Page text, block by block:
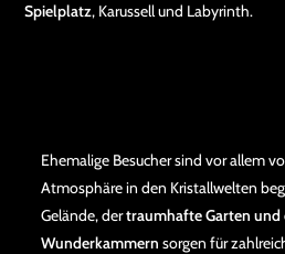
Spielplatz, Karussell und Labyrinth.
Ehemalige Besucher sind vor allem
Atmosphäre in den Kristallwelten
Gelände, dertraumhafte Garten und
Wunderkammern sorgen für